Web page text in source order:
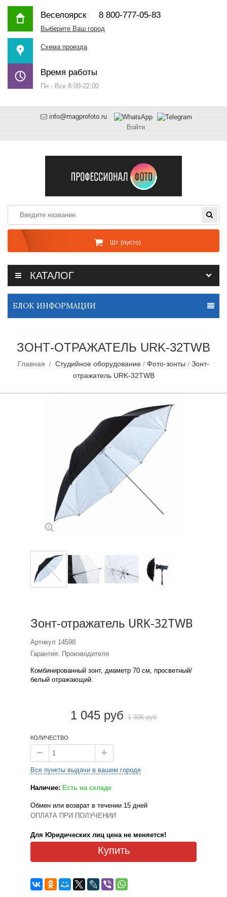
Веселоярск8 800-777-05-83
Выберите Ваш город
Схема проезда
Время работы
Пн - Вск 8:00-22:00
info@magprofoto.ru
Войти
Шт (пусто)
КАТАЛОГ
БЛОК ИНФОРМАЦИИ
ЗОНТ-ОТРАЖАТЕЛЬ URK-32TWB
Главная Студийное оборудование Фото-зонты
Зонт-
отражатель URK-32TWB
Зонт-отражатель URK-32TWB
Артикул 14598
Гарантия: Производителя
Комбинированный зонт, диаметр 70 см, просветный/
белый отражающий.
1 045 руб 1 306 руб
КОЛИЧЕСТВО
Все пункты выдачи в вашем городе
Наличие: Есть на складе
Обмен или возврат в течении 15 дней
ОПЛАТА ПРИ ПОЛУЧЕНИИ
Для Юридических лиц цена не меняется!
Купить